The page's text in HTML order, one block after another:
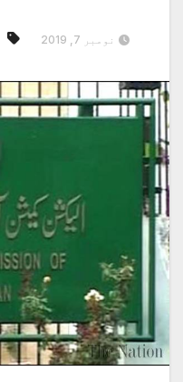
نومبر 7, 2019